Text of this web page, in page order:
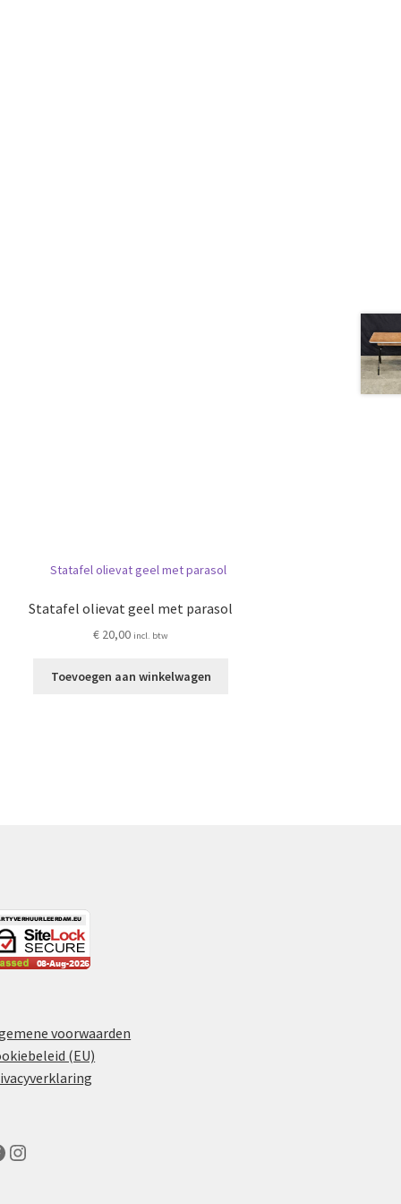
Statafel olievat geel met parasol
€ 20,00 incl. btw
Toevoegen aan winkelwagen
voorwaarden
(EU)
Instagram